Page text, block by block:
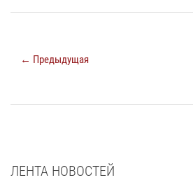
← Предыдущая
ЛЕНТА НОВОСТЕЙ